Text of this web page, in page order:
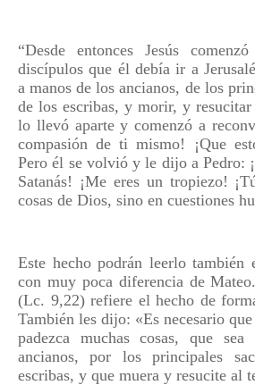
“Desde entonces Jesús
discípulos que él debía ir a
a manos de los ancianos, de los
de los escribas, y morir, y
lo llevó aparte y comenzó a
compasión de ti mismo! ¡Que
Pero él se volvió y le dijo a Pedro:
Satanás! ¡Me eres un tropiezo!
cosas de Dios, sino en cuestiones
Este hecho podrán leerlo también
con muy poca diferencia de
(Lc. 9,22) refiere el hecho de
También les dijo: «Es necesario
padezca muchas cosas, que sea
ancianos, por los principales
escribas, y que muera y resucite al